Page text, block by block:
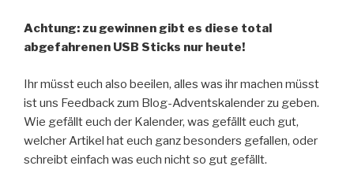
Achtung: zu gewinnen gibt es diese total
abgefahrenen USB Sticks nur heute!
Ihr müsst euch also beeilen, alles was ihr machen müsst
ist uns Feedback zum Blog-Adventskalender zu geben.
Wie gefällt euch der Kalender, was gefällt euch gut,
welcher Artikel hat euch ganz besonders gefallen, oder
schreibt einfach was euch nicht so gut gefällt.